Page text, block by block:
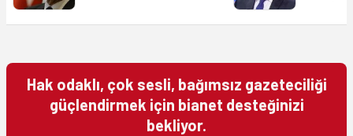
Hak odaklı, çok sesli, bağımsız gazeteciliği
güçlendirmek için bianet desteğinizi
bekliyor.